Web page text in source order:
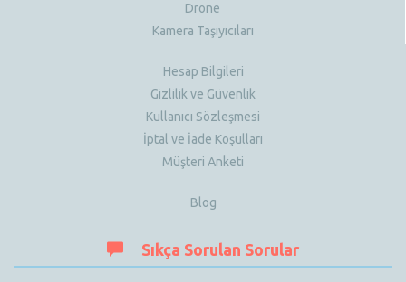
Drone
Kamera Taşıyıcıları
Hesap Bilgileri
Gizlilik ve Güvenlik
Kullanıcı Sözleşmesi
İptal ve İade Koşulları
Müşteri Anketi
Blog
Sıkça Sorulan Sorular